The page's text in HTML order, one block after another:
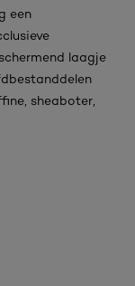
een
laagje
sheaboter,